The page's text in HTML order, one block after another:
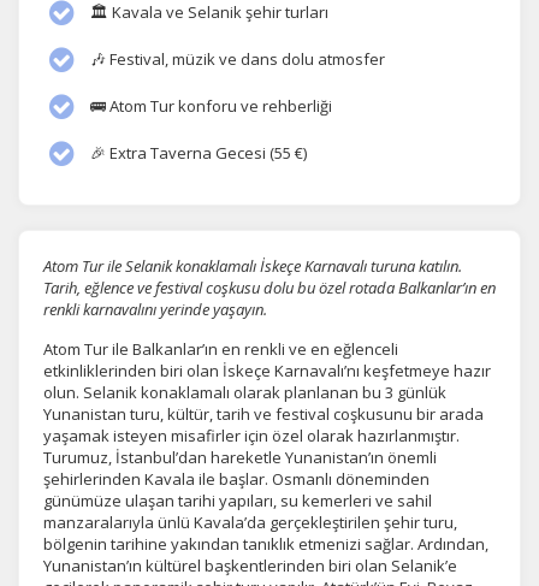
🏛️ Kavala ve Selanik şehir turları
🎶 Festival, müzik ve dans dolu atmosfer
🚌 Atom Tur konforu ve rehberliği
🎉 Extra Taverna Gecesi (55 €)
Atom Tur ile Selanik konaklamalı İskeçe Karnavalı turuna katılın.
Tarih, eğlence ve festival coşkusu dolu bu özel rotada Balkanlar’ın en
renkli karnavalını yerinde yaşayın.
Atom Tur ile Balkanlar’ın en renkli ve en eğlenceli
etkinliklerinden biri olan İskeçe Karnavalı’nı keşfetmeye hazır
olun. Selanik konaklamalı olarak planlanan bu 3 günlük
Yunanistan turu, kültür, tarih ve festival coşkusunu bir arada
yaşamak isteyen misafirler için özel olarak hazırlanmıştır.
Turumuz, İstanbul’dan hareketle Yunanistan’ın önemli
şehirlerinden Kavala ile başlar. Osmanlı döneminden
günümüze ulaşan tarihi yapıları, su kemerleri ve sahil
manzaralarıyla ünlü Kavala’da gerçekleştirilen şehir turu,
bölgenin tarihine yakından tanıklık etmenizi sağlar. Ardından,
Yunanistan’ın kültürel başkentlerinden biri olan Selanik’e